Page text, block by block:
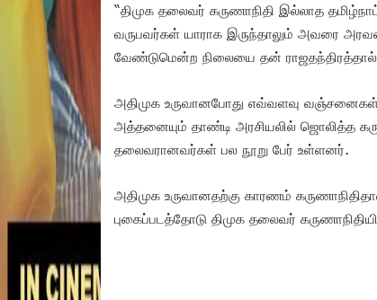
“திமுக தலைவர் கருணாநிதி இல்லாத
வருபவர்கள் யாராக இருந்தாலும் அவரை
வேண்டுமென்ற நிலையை தன் ராஜதந்திரத்தால்
அதிமுக உருவானபோது எவ்வளவு வஞ்சனைகள்
அத்தனையும் தாண்டி அரசியலில் ஜொலித்த
தலைவரானவர்கள் பல நூறு பேர் உள்ளனர்.
அதிமுக உருவானதற்கு காரணம்
புகைப்படத்தோடு திமுக தலைவர்